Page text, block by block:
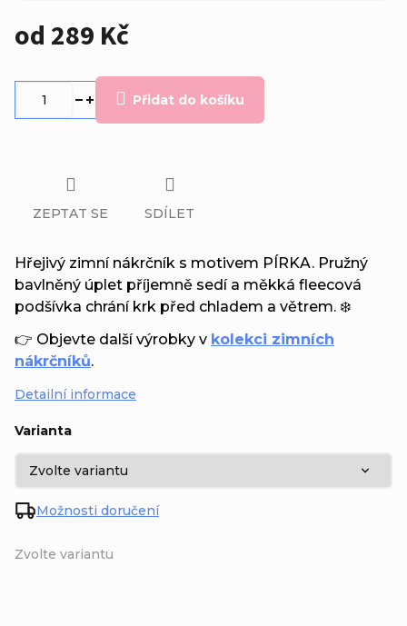
od 289 Kč
Zvolte variantu
Varianta
Možnosti doručení
Přidat do košíku
Hřejivý zimní nákrčník s motivem PÍRKA. Pružný
bavlněný úplet příjemně sedí a měkká fleecová
podšívka chrání krk před chladem a větrem. ❄️
👉 Objevte další výrobky v kolekci zimních
nákrčníků.
Detailní informace
ZEPTAT SE SDÍLET